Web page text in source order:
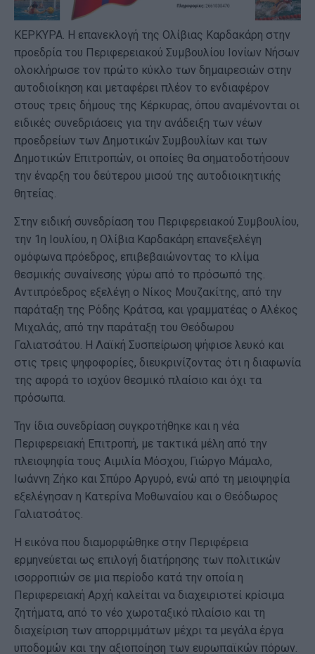
ΚΕΡΚΥΡΑ. Η επανεκλογή της Ολίβιας Καρδακάρη στην
προεδρία του Περιφερειακού Συμβουλίου Ιονίων Νήσων
ολοκλήρωσε τον πρώτο κύκλο των δημαιρεσιών στην
αυτοδιοίκηση και μεταφέρει πλέον το ενδιαφέρον
στους τρεις δήμους της Κέρκυρας, όπου αναμένονται οι
ειδικές συνεδριάσεις για την ανάδειξη των νέων
προεδρείων των Δημοτικών Συμβουλίων και των
Δημοτικών Επιτροπών, οι οποίες θα σηματοδοτήσουν
την έναρξη του δεύτερου μισού της αυτοδιοικητικής
θητείας.
Στην ειδική συνεδρίαση του Περιφερειακού Συμβουλίου,
την 1η Ιουλίου, η Ολίβια Καρδακάρη επανεξελέγη
ομόφωνα πρόεδρος, επιβεβαιώνοντας το κλίμα
θεσμικής συναίνεσης γύρω από το πρόσωπό της.
Αντιπρόεδρος εξελέγη ο Νίκος Μουζακίτης, από την
παράταξη της Ρόδης Κράτσα, και γραμματέας ο Αλέκος
Μιχαλάς, από την παράταξη του Θεόδωρου
Γαλιατσάτου. Η Λαϊκή Συσπείρωση ψήφισε λευκό και
στις τρεις ψηφοφορίες, διευκρινίζοντας ότι η διαφωνία
της αφορά το ισχύον θεσμικό πλαίσιο και όχι τα
πρόσωπα.
Την ίδια συνεδρίαση συγκροτήθηκε και η νέα
Περιφερειακή Επιτροπή, με τακτικά μέλη από την
πλειοψηφία τους Αιμιλία Μόσχου, Γιώργο Μάμαλο,
Ιωάννη Ζήκο και Σπύρο Αργυρό, ενώ από τη μειοψηφία
εξελέγησαν η Κατερίνα Μοθωναίου και ο Θεόδωρος
Γαλιατσάτος.
Η εικόνα που διαμορφώθηκε στην Περιφέρεια
ερμηνεύεται ως επιλογή διατήρησης των πολιτικών
ισορροπιών σε μια περίοδο κατά την οποία η
Περιφερειακή Αρχή καλείται να διαχειριστεί κρίσιμα
ζητήματα, από το νέο χωροταξικό πλαίσιο και τη
διαχείριση των απορριμμάτων μέχρι τα μεγάλα έργα
υποδομών και την αξιοποίηση των ευρωπαϊκών πόρων.